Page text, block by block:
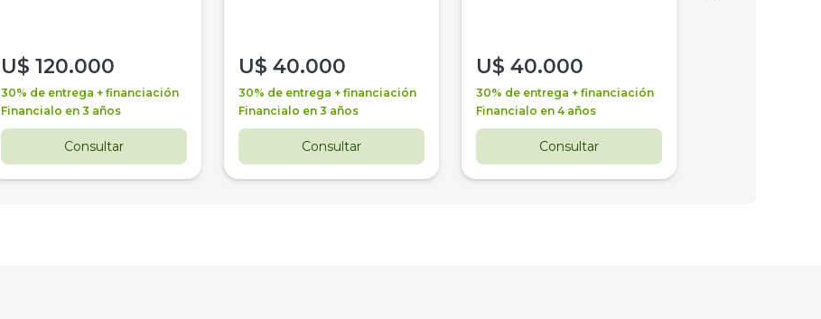
U$ 120.000
30% de entrega + financiación
Financialo en 3 años
Consultar
U$ 40.000
30% de entrega + financiación
Financialo en 3 años
Consultar
U$ 40.000
30% de entrega + financiación
Financialo en 4 años
Consultar